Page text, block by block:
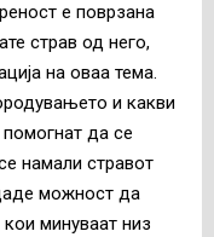
е поврзана
страв од него,
на оваа тема.
и какви
да се
намали стравот
можност да
минуваат низ